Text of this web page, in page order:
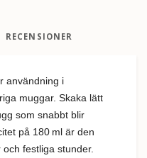
RECENSIONER
användning i
muggar. Skaka lätt
som snabbt blir
på 180 ml är den
festliga stunder.